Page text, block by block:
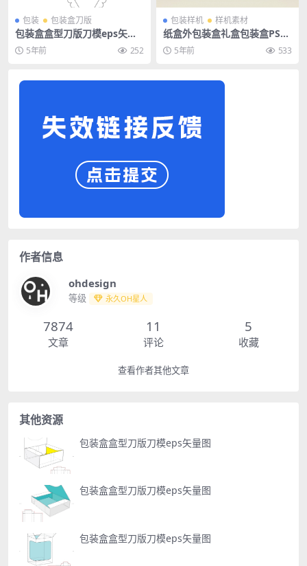
包装 包装盒刀版
包装盒盒型刀版刀模eps矢量
图 5年前 252
包装样机 样机素材
纸盒外包装盒礼盒包装盒PSD
样机贴图
5年前 533
作者信息
ohdesign
等级 永久OH星人
7874
文章
11
评论
5
收藏
查看作者其他文章
其他资源
包装盒盒型刀版刀模eps矢量图
包装盒盒型刀版刀模eps矢量图
包装盒盒型刀版刀模eps矢量图